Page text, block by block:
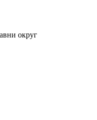
округ